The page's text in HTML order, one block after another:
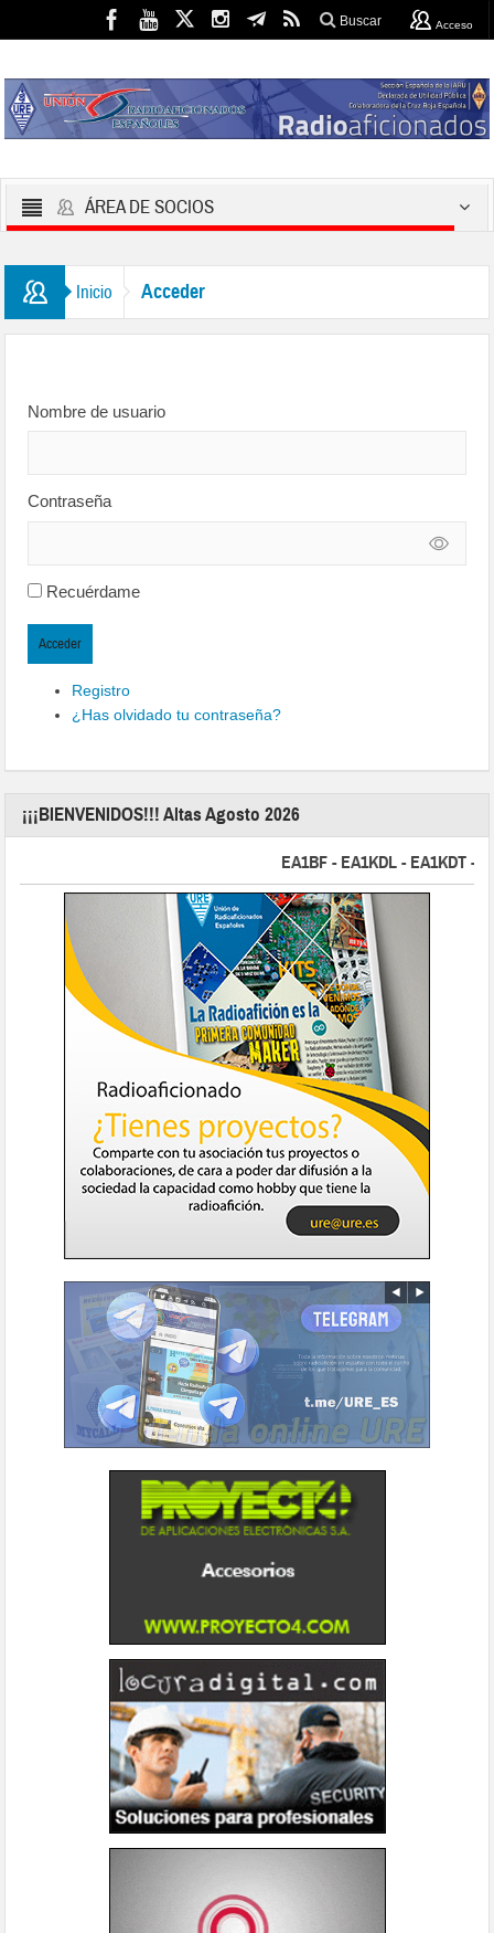
Buscar Acceso
ÁREA DE SOCIOS
Inicio Acceder
Nombre de usuario
Contraseña
Recuérdame
Acceder
Registro
¿Has olvidado tu contraseña?
¡¡¡BIENVENIDOS!!! Altas Agosto 2026
EA1BF - EA1KDL - EA1KDT -